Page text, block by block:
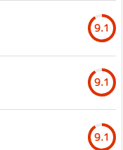
9.1
9.1
9.1